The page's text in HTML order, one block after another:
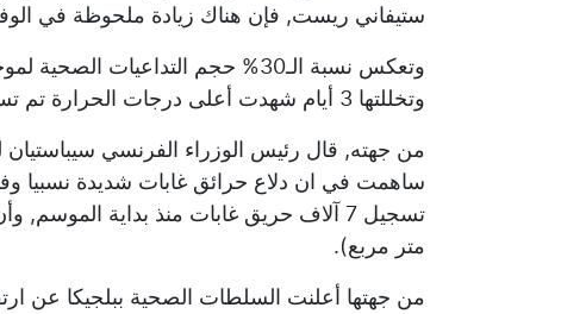
ستيفاني ريست, فإن هناك زيادة ملحوظة في الوفيات
وتخللتها 3 أيام شهدت أعلى درجات الحرارة تم تسجيلها في البلاد على الإطلاق.
من جهته, قال رئيس الوزراء الفرنسي
ساهمت في ان دلاع حرائق غابات شديدة نسبيا
متر مربع).
من جهتها أعلنت السلطات الصحية ببلجيكا عن